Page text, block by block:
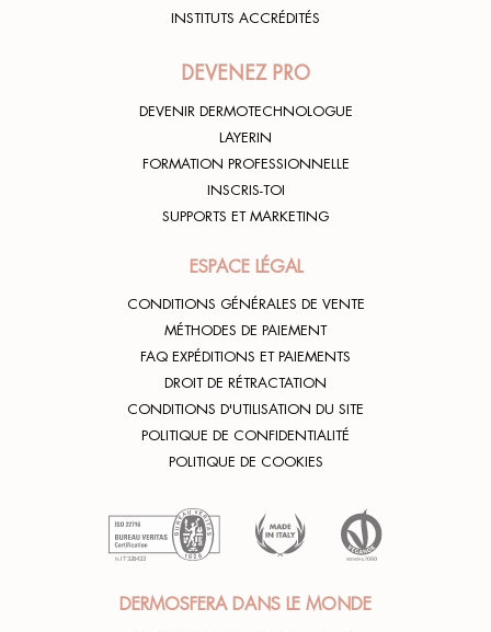
INSTITUTS ACCRÉDITÉS
DEVENEZ PRO
DEVENIR DERMOTECHNOLOGUE
LAYERIN
FORMATION PROFESSIONNELLE
INSCRIS-TOI
SUPPORTS ET MARKETING
ESPACE LÉGAL
CONDITIONS GÉNÉRALES DE VENTE
MÉTHODES DE PAIEMENT
FAQ EXPÉDITIONS ET PAIEMENTS
DROIT DE RÉTRACTATION
CONDITIONS D'UTILISATION DU SITE
POLITIQUE DE CONFIDENTIALITÉ
POLITIQUE DE COOKIES
DERMOSFERA DANS LE MONDE